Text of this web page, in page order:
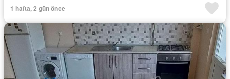
1 hafta, 2 gün önce